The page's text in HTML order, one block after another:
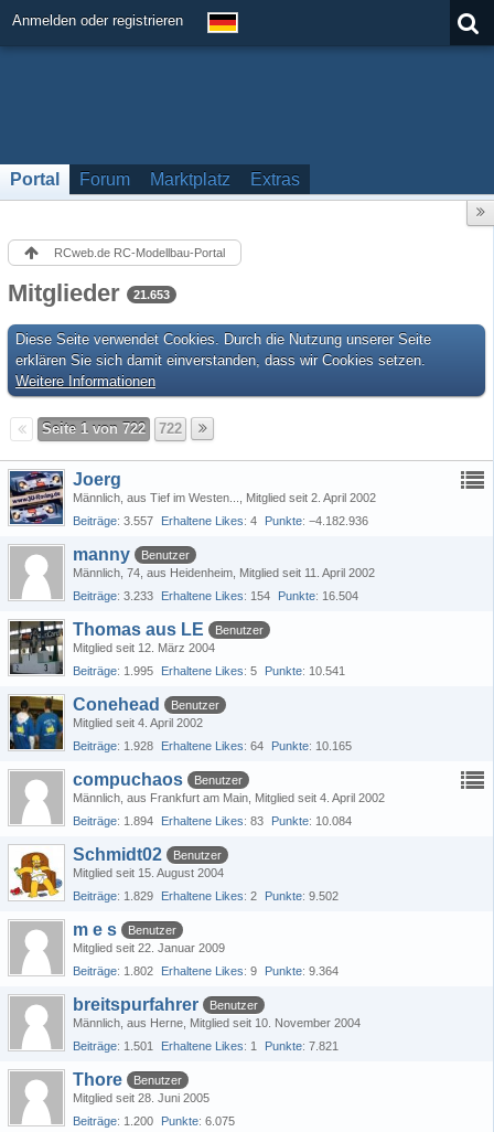
Anmelden oder registrieren
Portal Forum Marktplatz Extras
RCweb.de RC-Modellbau-Portal
Mitglieder 21.653
Diese Seite verwendet Cookies. Durch die Nutzung unserer Seite
erklären Sie sich damit einverstanden, dass wir Cookies setzen.
Weitere Informationen
Seite 1 von 722 722
Joerg
Männlich aus Tief im Westen...
Mitglied seit 2. April 2002
Beiträge 3.557 Erhaltene Likes 4 Punkte −4.182.936
manny
Benutzer
Männlich 74 aus Heidenheim Mitglied seit 11. April 2002
Beiträge 3.233 Erhaltene Likes 154 Punkte 16.504
Thomas aus LE
Benutzer
Mitglied seit 12. März 2004
Beiträge 1.995 Erhaltene Likes 5 Punkte 10.541
Conehead
Benutzer
Mitglied seit 4. April 2002
Beiträge 1.928 Erhaltene Likes 64 Punkte 10.165
compuchaos
Benutzer
Männlich aus Frankfurt am Main Mitglied seit 4. April 2002
Beiträge 1.894 Erhaltene Likes 83 Punkte 10.084
Schmidt02
Benutzer
Mitglied seit 15. August 2004
Beiträge 1.829 Erhaltene Likes 2 Punkte 9.502
m e s
Benutzer
Mitglied seit 22. Januar 2009
Beiträge 1.802 Erhaltene Likes 9 Punkte 9.364
breitspurfahrer
Benutzer
Männlich aus Herne Mitglied seit 10. November 2004
Beiträge 1.501 Erhaltene Likes 1 Punkte 7.821
Thore
Benutzer
Mitglied seit 28. Juni 2005
Beiträge 1.200 Punkte 6.075